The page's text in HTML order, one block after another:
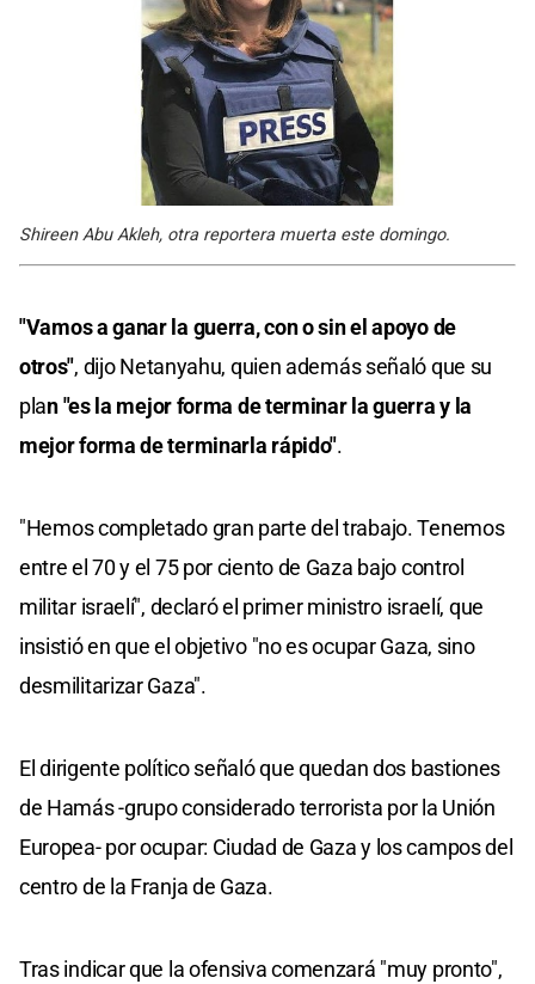
Shireen Abu Akleh, otra reportera muerta este domingo.
"Vamos a ganar la guerra, con o sin el apoyo de
otros", dijo Netanyahu, quien además señaló que su
plan "es la mejor forma de terminar la guerra y la
mejor forma de terminarla rápido".
"Hemos completado gran parte del trabajo. Tenemos
entre el 70 y el 75 por ciento de Gaza bajo control
militar israelí", declaró el primer ministro israelí, que
insistió en que el objetivo "no es ocupar Gaza, sino
desmilitarizar Gaza".
El dirigente político señaló que quedan dos bastiones
de Hamás -grupo considerado terrorista por la Unión
Europea- por ocupar: Ciudad de Gaza y los campos del
centro de la Franja de Gaza.
Tras indicar que la ofensiva comenzará "muy pronto",